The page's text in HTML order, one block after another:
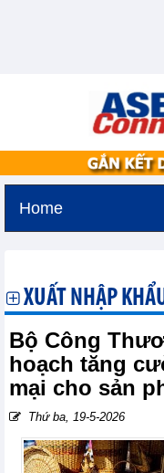
Home
XUẤT NHẬP
Bộ Công
hoạch tăng
mại cho sản
Thứ ba, 19-5-2026